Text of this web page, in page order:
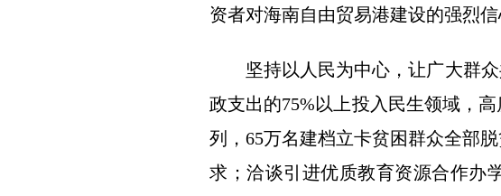
资者对海南自由贸易港建设的强烈信
坚持以人民为中心，让广大群
政支出的75%以上投入民生领域，
列，65万名建档立卡贫困群众全部
求；洽谈引进优质教育资源合作办